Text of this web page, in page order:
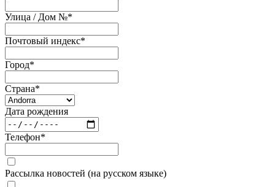
Улица / Дом №*
Почтовый индекс*
Город*
Страна*
Дата рождения
Телефон*
Рассылка новостей (на русском языке)